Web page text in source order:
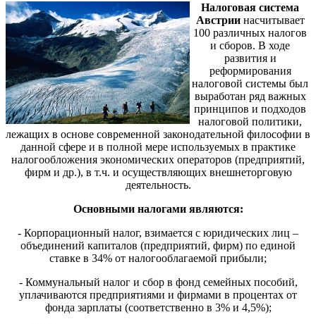
Налоговая система
Австриинасчитывает
100 различных налогов
и сборов. В ходе
развития и
реформирования
налоговой системы был
выработан ряд важных
принципов и подходов
налоговой политики,
лежащих в основе современной законодательной философии в
данной сфере и в полной мере используемых в практике
налогообложения экономических операторов (предприятий,
фирм и др.), в т.ч. и осуществляющих внешнеторговую
деятельность.
Основными налогами являются:
- Корпорационный налог, взимается с юридических лиц –
объединений капиталов (предприятий, фирм) по единой
ставке в 34% от налогооблагаемой прибыли;
- Коммунальный налог и сбор в фонд семейных пособий,
уплачиваются предприятиями и фирмами в процентах от
фонда зарплаты (соответственно в 3% и 4,5%);